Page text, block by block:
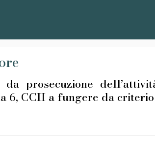
prosecuzione
6, CCII a fungere da